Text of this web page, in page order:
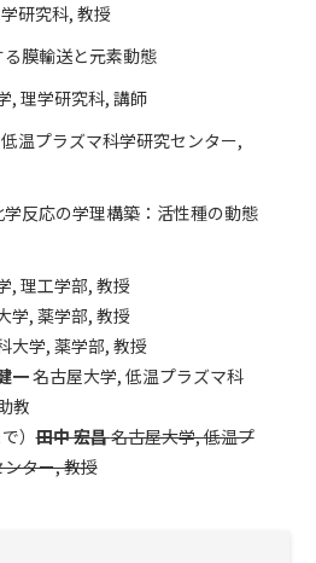
研究科, 教授
膜輸送と元素動態
, 理学研究科, 講師
温プラズマ科学研究センター,
反応の学理構築：活性種の動態
, 理工学部, 教授
学, 薬学部, 教授
大学, 薬学部, 教授
一名古屋大学, 低温プラズマ科
教
）田中 宏昌名古屋大学, 低温プ
ター, 教授